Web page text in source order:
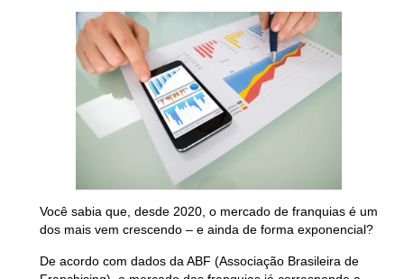
Você sabia que, desde 2020, o mercado de franquias é um
dos mais vem crescendo – e ainda de forma exponencial?
De acordo com dados da ABF (Associação Brasileira de